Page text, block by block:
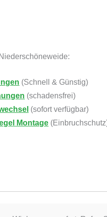
(Schnell & Günstig)
(schadensfrei)
(sofort verfügbar)
Montage